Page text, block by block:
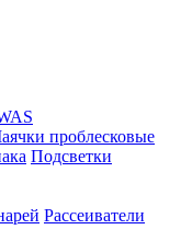
проблесковые
Подсветки
Рассеиватели